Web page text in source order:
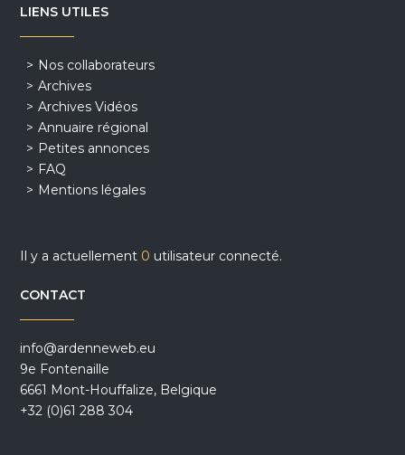
LIENS UTILES
Nos collaborateurs
Archives
Archives Vidéos
Annuaire régional
Petites annonces
FAQ
Mentions légales
Il y a actuellement 0 utilisateur connecté.
CONTACT
info@ardenneweb.eu
9e Fontenaille
6661 Mont-Houffalize, Belgique
+32 (0)61 288 304